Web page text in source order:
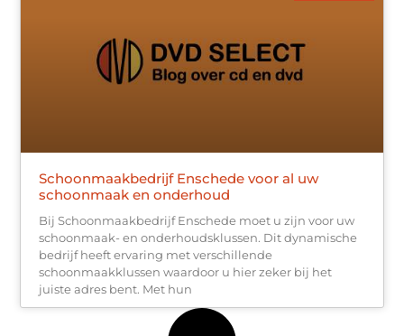
Schoonmaakbedrijf Enschede voor al uw
schoonmaak en onderhoud
Bij Schoonmaakbedrijf Enschede moet u zijn voor uw
schoonmaak- en onderhoudsklussen. Dit dynamische
bedrijf heeft ervaring met verschillende
schoonmaakklussen waardoor u hier zeker bij het
juiste adres bent. Met hun